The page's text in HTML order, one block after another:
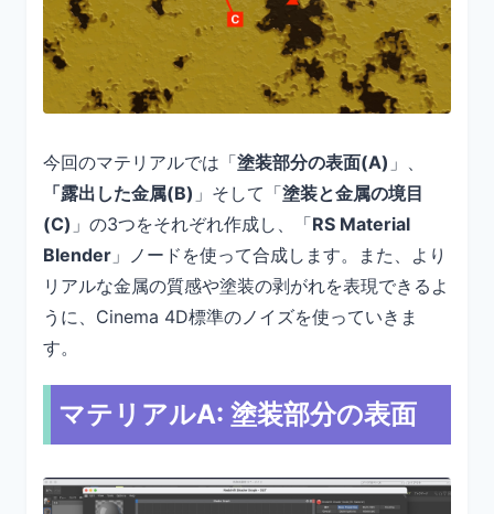
今回のマテリアルでは「塗装部分の表面(A) 」、
「露出した金属(B) 」そして「塗装と金属の境目
(C) 」の3つをそれぞれ作成し、「RS Material
Blender 」ノードを使って合成します。また、より
リアルな金属の質感や塗装の剥がれを表現できるよ
うに、Cinema 4D標準のノイズを使っていきま
す。
マテリアルA: 塗装部分の表面